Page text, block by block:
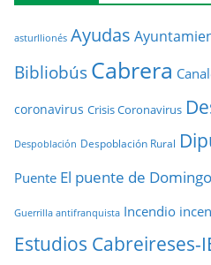
asturllionés Ayudas
BibliobúsCabrera
coronavirus Crisis Coronavirus
Despoblación Despoblación Rural
Puente El puente de
Guerrilla antifranquista Incendio
Estudios Cabreireses-